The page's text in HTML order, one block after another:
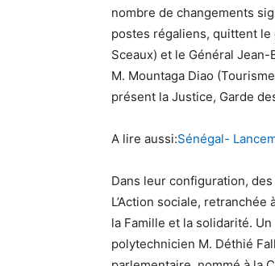
nombre de changements
postes régaliens, quittent le
Sceaux) et le Général
M. Mountaga Diao
présent la Justice, Garde
A lire aussi:Sénégal-
Dans leur configuration,
L’Action sociale,
la Famille et la solidarité.
polytechnicien M. Déthié